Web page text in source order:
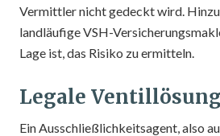
Vermittler nicht gedeckt wird.
landläufige VSH-
Lage ist, das Risiko zu ermitteln.
Legale
Ein Ausschließlichkeitsagent, also